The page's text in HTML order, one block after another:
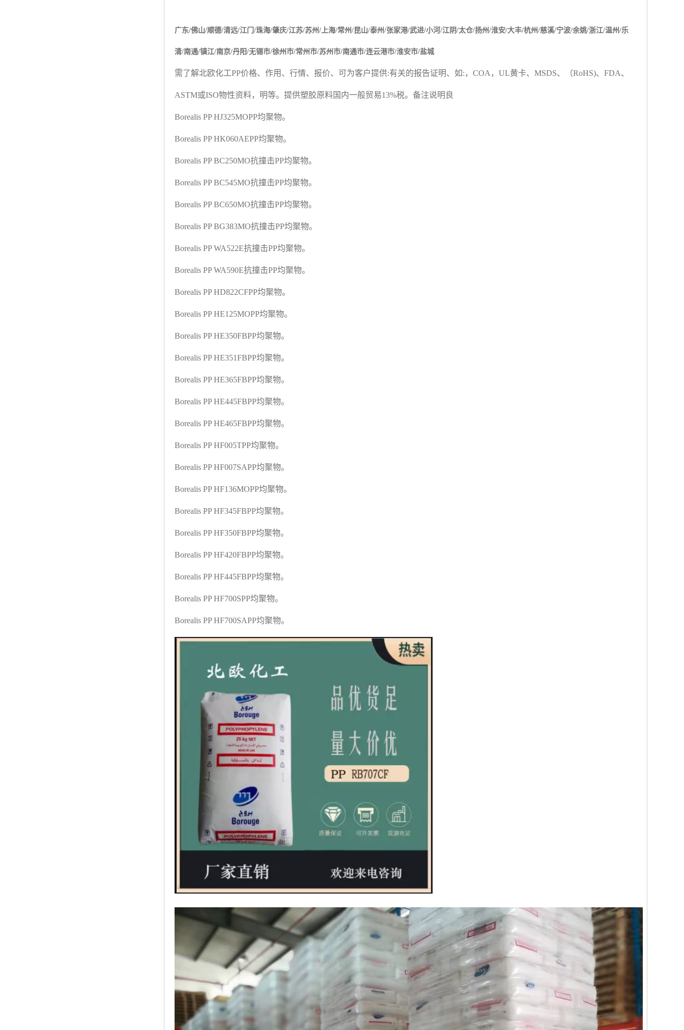
广东/佛山/顺德/清远/江门 /珠海/肇庆/江苏/苏州/上海/常州/昆山/泰州/张家港/武进/小河 /江阴/太仓/扬州/淮安/大丰/杭州/慈溪/宁波/余姚/浙江/温州/乐
清/南通/镇江/南京/丹阳/无锡市/徐州市/常州市/苏州市/南通市/连云港市/淮安市/盐城
需了解北欧化工PP价格、作用、行情、报价、可为客户提供:有关的报告证明、如: ， COA ， UL黄卡、 MSDS、 （RoHS)、 FDA、
ASTM或ISO物性资料，明等。提供塑胶原料国内一般贸易13%税。备注说明良
Borealis PP HJ325MOPP均聚物。
Borealis PP HK060AEPP均聚物。
Borealis PP BC250MO抗撞击PP均聚物。
Borealis PP BC545MO抗撞击PP均聚物。
Borealis PP BC650MO抗撞击PP均聚物。
Borealis PP BG383MO抗撞击PP均聚物。
Borealis PP WA522E抗撞击PP均聚物。
Borealis PP WA590E抗撞击PP均聚物。
Borealis PP HD822CFPP均聚物。
Borealis PP HE125MOPP均聚物。
Borealis PP HE350FBPP均聚物。
Borealis PP HE351FBPP均聚物。
Borealis PP HE365FBPP均聚物。
Borealis PP HE445FBPP均聚物。
Borealis PP HE465FBPP均聚物。
Borealis PP HF005TPP均聚物。
Borealis PP HF007SAPP均聚物。
Borealis PP HF136MOPP均聚物。
Borealis PP HF345FBPP均聚物。
Borealis PP HF350FBPP均聚物。
Borealis PP HF420FBPP均聚物。
Borealis PP HF445FBPP均聚物。
Borealis PP HF700SPP均聚物。
Borealis PP HF700SAPP均聚物。